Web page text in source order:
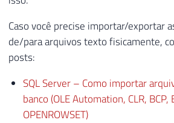
Caso você precise importar/exportar
de/para arquivos texto fisicamente,
posts:
SQL Server – Como importar
banco (OLE Automation, CLR, BCP,
OPENROWSET)